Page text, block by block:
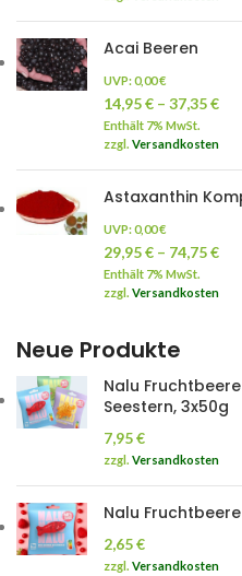
Acai Beeren
UVP:0,00€
14,95€ – 37,35€
Enthält 7% MwSt.
zzgl. Versandkosten
Astaxanthin
UVP:0,00€
29,95€ – 74,75€
Enthält 7% MwSt.
zzgl. Versandkosten
Neue Produkte
Nalu
Seestern, 3x50g
7,95€
zzgl. Versandkosten
Nalu
2,65€
zzgl. Versandkosten